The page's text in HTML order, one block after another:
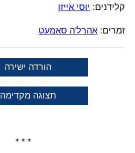
קלידנים: יוסי אייזן
זמרים: אהרל'ה סאמעט
הורדה ישירה
תצוגה מקדימה
* * *